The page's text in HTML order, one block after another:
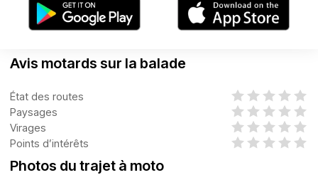
Avis motards sur la balade
État des routes
Paysages
Virages
Points d’intérêts
Photos du trajet à moto